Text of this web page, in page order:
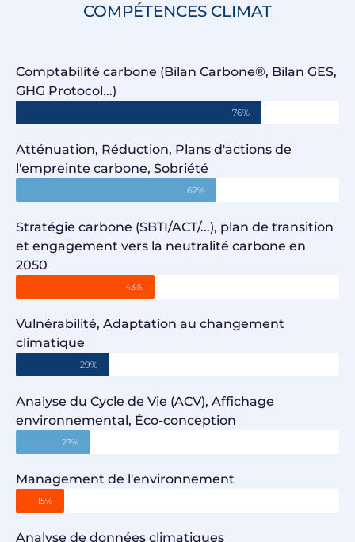
COMPÉTENCES CLIMAT
Comptabilité carbone (Bilan Carbone®, Bilan GES,
GHG Protocol...)
76%
Atténuation, Réduction, Plans d'actions de
l'empreinte carbone, Sobriété
62%
Stratégie carbone (SBTI/ACT/...), plan de transition
et engagement vers la neutralité carbone en
2050
43%
Vulnérabilité, Adaptation au changement
climatique
29%
Analyse du Cycle de Vie (ACV), Affichage
environnemental, Éco-conception
23%
Management de l'environnement
15%
Analyse de données climatiques